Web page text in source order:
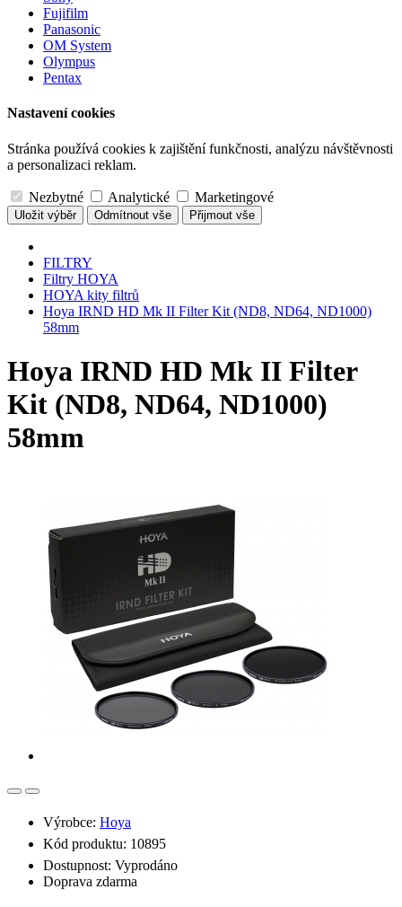
Fujifilm
Panasonic
OM System
Olympus
Pentax
Nastavení cookies
Stránka používá cookies k zajištění funkčnosti, analýzu návštěvnosti
a personalizaci reklam.
Nezbytné Analytické Marketingové
Uložit výběr Odmítnout vše Přijmout vše
FILTRY
Filtry HOYA
HOYA kity filtrů
Hoya IRND HD Mk II Filter Kit (ND8, ND64, ND1000)
58mm
Hoya IRND HD Mk II Filter
Kit (ND8, ND64, ND1000)
58mm
Výrobce: Hoya
Kód produktu: 10895
Dostupnost: Vyprodáno
Doprava zdarma